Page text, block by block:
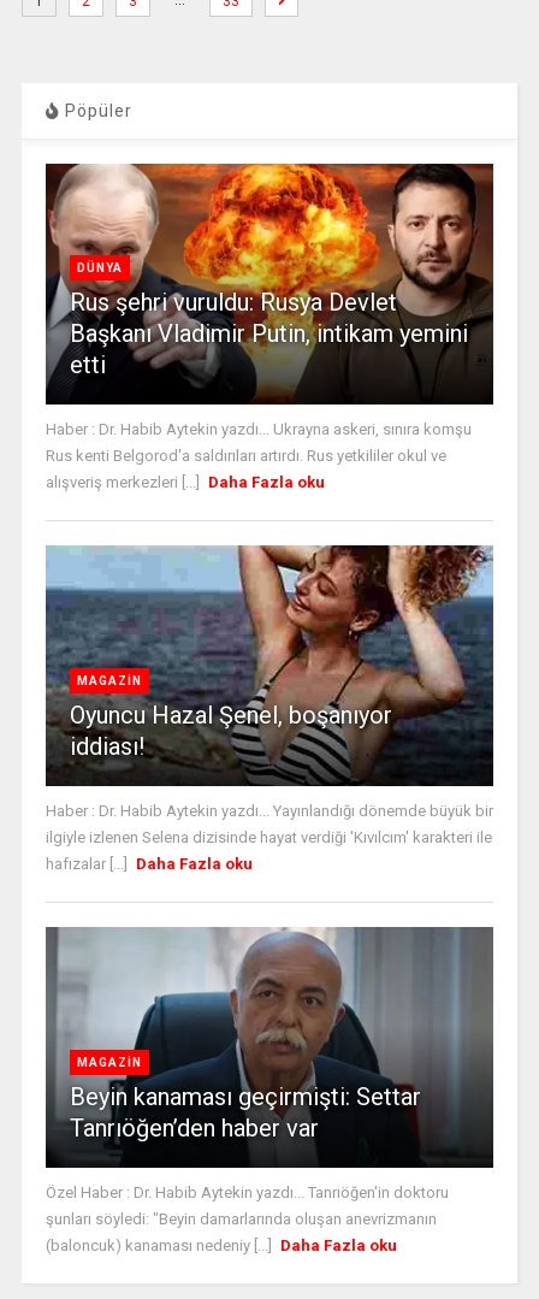
Pöpüler
DÜNYA
Rus şehri vuruldu: Rusya Devlet
Başkanı Vladimir Putin, intikam yemini
etti
Haber : Dr. Habib Aytekin yazdı... Ukrayna askeri, sınıra komşu
Rus kenti Belgorod'a saldırıları artırdı. Rus yetkililer okul ve
alışveriş merkezleri [...]
Daha Fazla oku
MAGAZİN
Oyuncu Hazal Şenel, boşanıyor
iddiası!
Haber : Dr. Habib Aytekin yazdı... Yayınlandığı dönemde büyük bir
ilgiyle izlenen Selena dizisinde hayat verdiği 'Kıvılcım' karakteri ile
hafızalar [...]
Daha Fazla oku
MAGAZİN
Beyin kanaması geçirmişti: Settar
Tanrıöğen’den haber var
Özel Haber : Dr. Habib Aytekin yazdı... Tanrıöğen'in doktoru
şunları söyledi: "Beyin damarlarında oluşan anevrizmanın
(baloncuk) kanaması nedeniy [...]
Daha Fazla oku